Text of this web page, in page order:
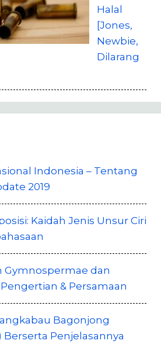
Halal
[Jones,
Newbie,
Dilarang
Indonesia – Tentang
2019
Kaidah Jenis Unsur Ciri
Gymnospermae dan
& Persamaan
Bagonjong
Berserta Penjelasannya